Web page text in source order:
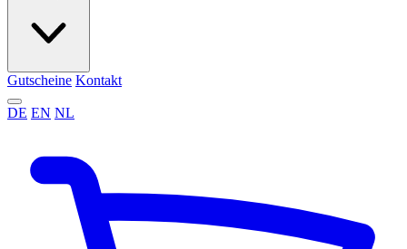
Gutscheine Kontakt
DE EN NL